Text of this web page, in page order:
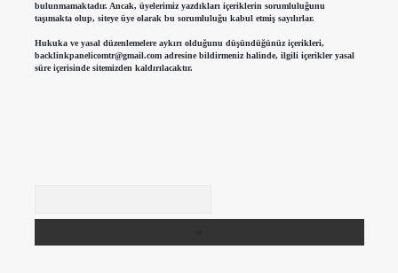
bulunmamaktadır. Ancak, üyelerimiz yazdıkları içeriklerin sorumluluğunu
taşımakta olup, siteye üye olarak bu sorumluluğu kabul etmiş sayılırlar.
Hukuka ve yasal düzenlemelere aykırı olduğunu düşündüğünüz içerikleri,
backlinkpanelicomtr@gmail.comadresine bildirmeniz halinde, ilgili içerikler yasal
süre içerisinde sitemizden kaldırılacaktır.